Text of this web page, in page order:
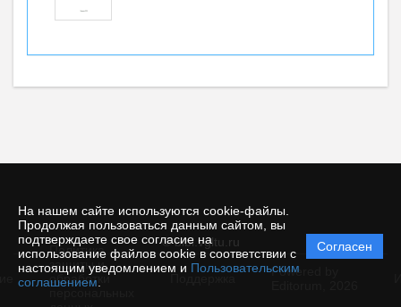
На нашем сайте используются cookie-файлы.
Продолжая пользоваться данным сайтом, вы
подтверждаете свое согласие на
использование файлов cookie в соответствии с
настоящим уведомлением и Пользовательским
соглашением
Согласен
© bibl.vgltu.ru
Политика
защиты и
обработки
Powered by